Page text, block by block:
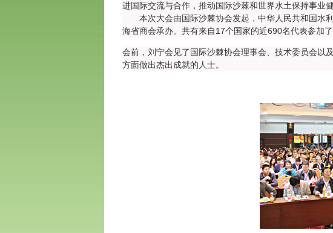
进国际交流与合作，推动国际沙棘和世界水土保持事业健
本次大会由国际沙棘协会发起，中华人民共和国水利
海省商会承办。共有来自17个国家的近690名代表参加了
会前，刘宁会见了国际沙棘协会理事会、技术委员会以
方面做出杰出成就的人士。